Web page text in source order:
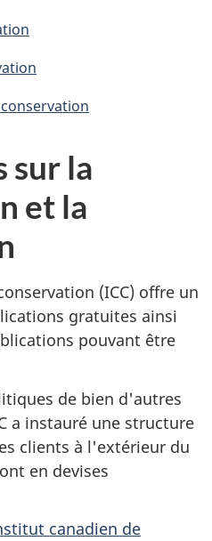
sur la
et la
(ICC) offre un
gratuites ainsi
pouvant être
de bien d'autres
a instauré une structure
clients à l'extérieur du
en devises
canadien de